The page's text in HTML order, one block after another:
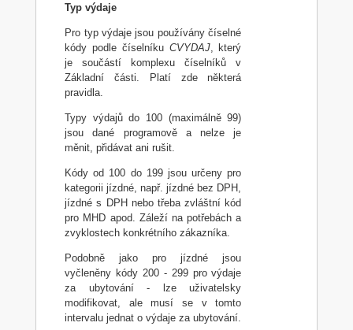
Typ výdaje
Pro typ výdaje jsou používány číselné
kódy podle číselníku CVYDAJ, který
je součástí komplexu číselníků v
Základní části. Platí zde některá
pravidla.
Typy výdajů do 100 (maximálně 99)
jsou dané programově a nelze je
měnit, přidávat ani rušit.
Kódy od 100 do 199 jsou určeny pro
kategorii jízdné, např. jízdné bez DPH,
jízdné s DPH nebo třeba zvláštní kód
pro MHD apod. Záleží na potřebách a
zvyklostech konkrétního zákazníka.
Podobně jako pro jízdné jsou
vyčleněny kódy 200 - 299 pro výdaje
za ubytování - lze uživatelsky
modifikovat, ale musí se v tomto
intervalu jednat o výdaje za ubytování.